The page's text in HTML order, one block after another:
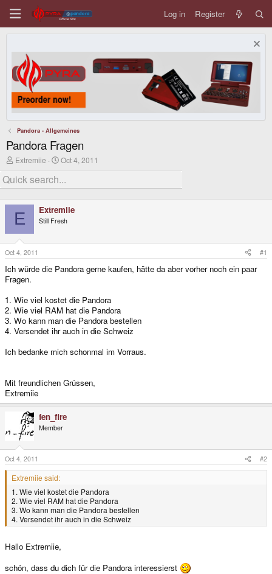
Log in Register
Pandora - Allgemeines
Pandora Fragen
T
r
e
d
s
t
a
r
e
r
Extremiie
S
r
a
t
Oct 4, 2011
E Extremiie
Still Fresh
Oct 4, 2011 #1
Ich würde die Pandora gerne kaufen, hätte da aber vorher noch ein paar
Fragen.
1. Wie viel kostet die Pandora
2. Wie viel RAM hat die Pandora
3. Wo kann man die Pandora bestellen
4. Versendet ihr auch in die Schweiz
Ich bedanke mich schonmal im Vorraus.
Mit freundlichen Grüssen,
Extremiie
fen_fire
Member
Oct 4, 2011 #2
Extremiie said:
1. Wie viel kostet die Pandora
2. Wie viel RAM hat die Pandora
3. Wo kann man die Pandora bestellen
4. Versendet ihr auch in die Schweiz
Hallo Extremiie,
schön, dass du dich für die Pandora interessierst